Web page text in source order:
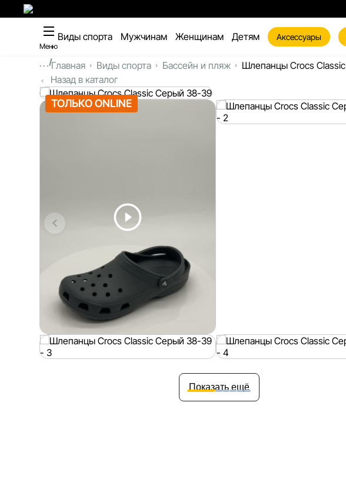
Меню
Виды спорта Мужчинам Женщинам Детям Аксессуары
...Главная Виды спорта Бассейн и пляж
Шлепанцы Crocs Classic
Назад в каталог
ТОЛЬКО ONLINE
Показать ещё